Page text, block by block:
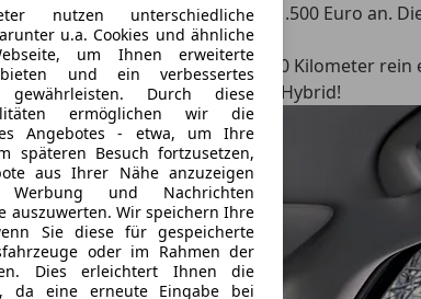
nutzen unterschiedliche
u.a. Cookies und ähnliche
um Ihnen erweiterte
und ein verbessertes
gewährleisten. Durch diese
ermöglichen wir die
Angebotes - etwa, um Ihre
späteren Besuch fortzusetzen,
aus Ihrer Nähe anzuzeigen
Werbung und Nachrichten
auszuwerten. Wir speichern Ihre
Sie diese für gespeicherte
oder im Rahmen der
Dies erleichtert Ihnen die
da eine erneute Eingabe bei
E-Bonus in Höhe von 11.500 Euro an.
Euro.
da der Teilzeitstromer die 80 Kilometer
Dacia-Niveau für einen Plug-in Hybrid!